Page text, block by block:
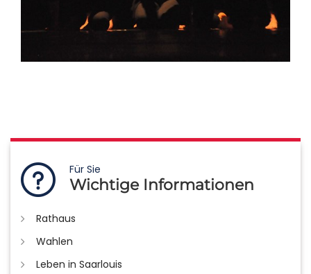
Für Sie
Wichtige Informationen
Rathaus
Wahlen
Leben in Saarlouis